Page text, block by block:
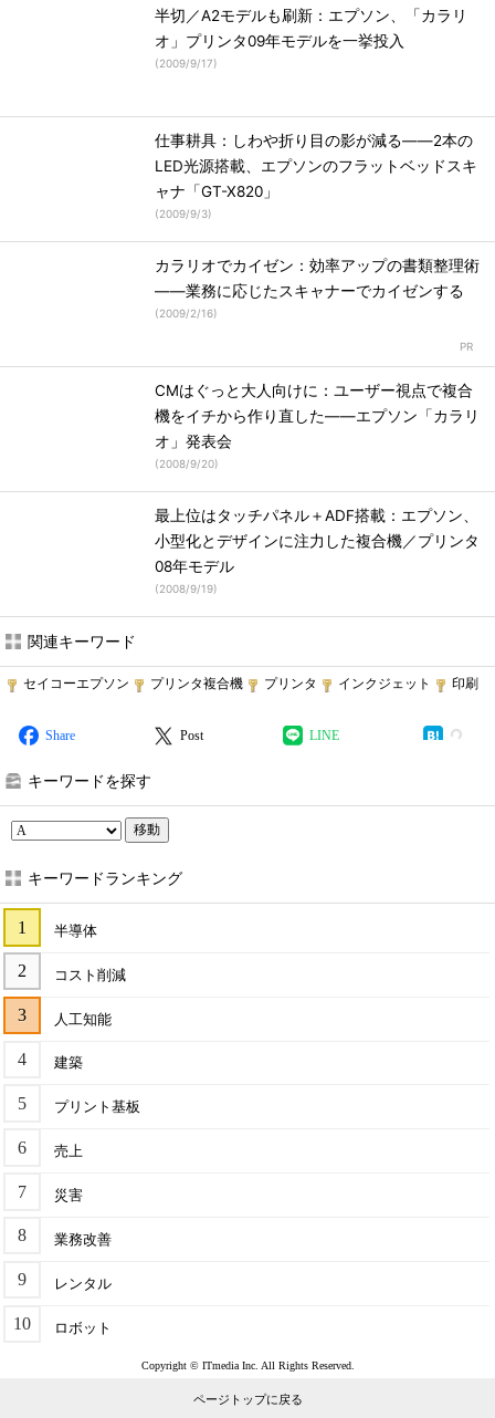
半切／A2モデルも刷新：エプソン、「カラリ
オ」プリンタ09年モデルを一挙投入
(2009/9/17)
仕事耕具：しわや折り目の影が減る――2本の
LED光源搭載、エプソンのフラットベッドスキ
ャナ「GT-X820」
(2009/9/3)
カラリオでカイゼン：効率アップの書類整理術
――業務に応じたスキャナーでカイゼンする
(2009/2/16)
CMはぐっと大人向けに：ユーザー視点で複合
機をイチから作り直した――エプソン「カラリ
オ」発表会
(2008/9/20)
最上位はタッチパネル＋ADF搭載：エプソン、
小型化とデザインに注力した複合機／プリンタ
08年モデル
(2008/9/19)
関連キーワード
セイコーエプソン プリンタ複合機 プリンタ インクジェット 印刷
Share Post LINE
キーワードを探す
移動
キーワードランキング
半導体
コスト削減
人工知能
建築
プリント基板
売上
災害
業務改善
レンタル
ロボット
Copyright © ITmedia Inc. All Rights Reserved.
ページトップに戻る